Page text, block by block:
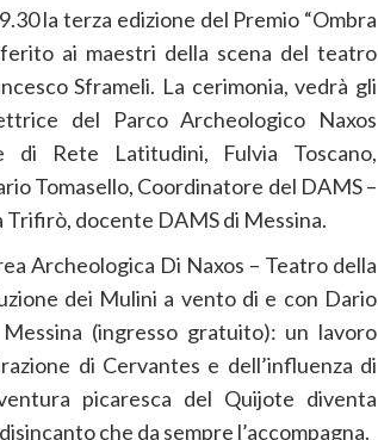
la terza edizione del Premio “Ombra
ai maestri della scena del teatro
Sframeli. La cerimonia, vedrà gli
del Parco Archeologico Naxos
di Rete Latitudini, Fulvia Toscano,
Tomasello, Coordinatore del DAMS –
docente DAMS di Messina.
Archeologica Di Naxos – Teatro della
dei Mulini a vento di e con Dario
(ingresso gratuito): un lavoro
di Cervantes e dell’influenza di
picaresca del Quijote diventa
che da sempre l’accompagna.